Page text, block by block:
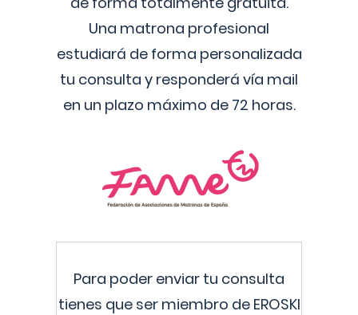
Una matrona profesional
estudiará de forma personalizada
tu consulta y responderá vía mail
en un plazo máximo de 72 horas.
Para poder enviar tu consulta
tienes que ser miembro de EROSKI